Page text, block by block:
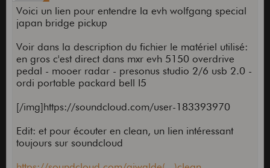
Voici un lien pour entendre la evh wolfgang special
japan bridge pickup
Voir dans la description du fichier le matériel utilisé:
en gros c'est direct dans mxr evh 5150 overdrive
pedal - mooer radar - presonus studio 2/6 usb 2.0 -
ordi portable packard bell I5
[/img]https://soundcloud.com/user-183393970
Edit: et pour écouter en clean, un lien intéressant
toujours sur soundcloud